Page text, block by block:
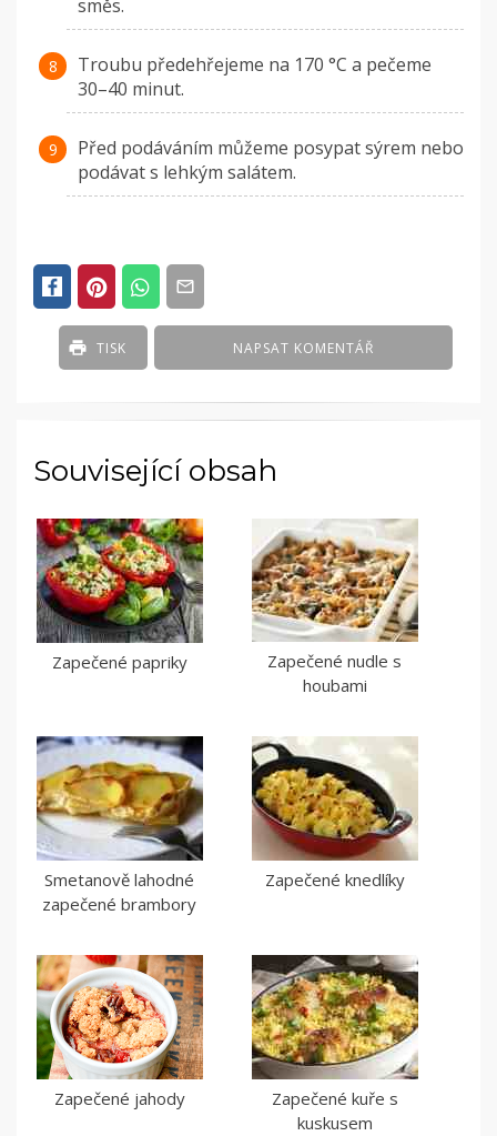
směs.
Troubu předehřejeme na 170 °C a pečeme
30–40 minut.
Před podáváním můžeme posypat sýrem nebo
podávat s lehkým salátem.
NAPSAT KOMENTÁŘ
TISK
Související obsah
Zapečené papriky
Zapečené nudle s
houbami
Smetanově lahodné
zapečené brambory
Zapečené knedlíky
Zapečené jahody
Zapečené kuře s
kuskusem